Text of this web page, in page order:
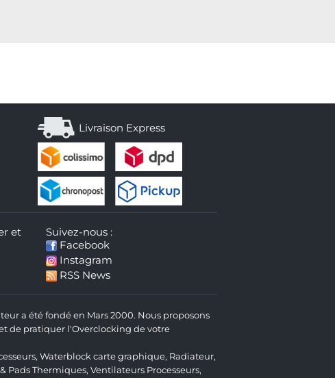
Livraison Express
et
Suivez-nous :
Facebook
Instagram
RSS News
a été fondé en Mars 2000. Nous proposons
de pratiquer l'Overclocking de votre
, Waterblock carte graphique, Radiateur,
Pads Thermiques, Ventilateurs Processeurs,